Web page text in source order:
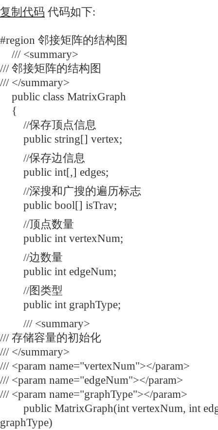
复制代码 代码如下:
#region 邻接矩阵的结构图
/// <summary>
/// 邻接矩阵的结构图
/// </summary>
public class MatrixGraph
{
//保存顶点信息
public string[] vertex;
//保存边信息
public int[,] edges;
//深搜和广搜的遍历标志
public bool[] isTrav;
//顶点数量
public int vertexNum;
//边数量
public int edgeNum;
//图类型
public int graphType;
/// <summary>
/// 存储容量的初始化
/// </summary>
/// <param name="vertexNum"></param>
/// <param name="edgeNum"></param>
/// <param name="graphType"></param>
public MatrixGraph(int vertexNum, int
graphType)